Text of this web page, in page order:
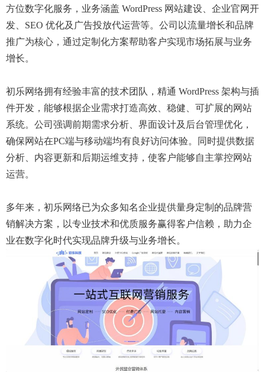
方位数字化服务，业务涵盖 WordPress 网站建设、企业官网开
发、SEO 优化及广告投放代运营等。公司以流量增长和品牌
推广为核心，通过定制化方案帮助客户实现市场拓展与业务
增长。
初乐网络拥有经验丰富的技术团队，精通 WordPress 架构与插
件开发，能够根据企业需求打造高效、稳健、可扩展的网站
系统。公司强调前期需求分析、界面设计及后台管理优化，
确保网站在PC端与移动端均有良好访问体验。同时提供数据
分析、内容更新和后期运维支持，使客户能够自主掌控网站
运营。
多年来，初乐网络已为众多知名企业提供量身定制的品牌营
销解决方案，以专业技术和优质服务赢得客户信赖，助力企
业在数字化时代实现品牌升级与业务增长。